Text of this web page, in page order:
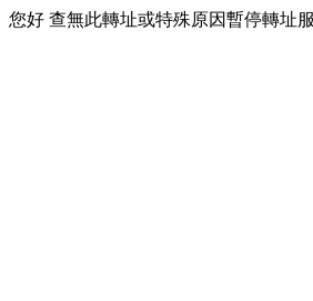
您好 查無此轉址或特殊原因暫停轉址